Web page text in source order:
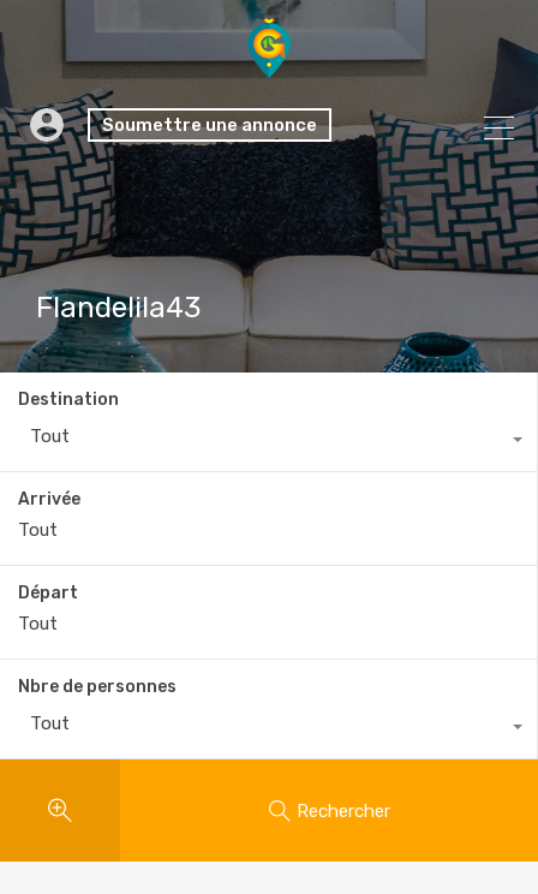
Soumettre une annonce
Flandelila43
Destination
Tout
Arrivée
Départ
Nbre de personnes
Tout
Rechercher